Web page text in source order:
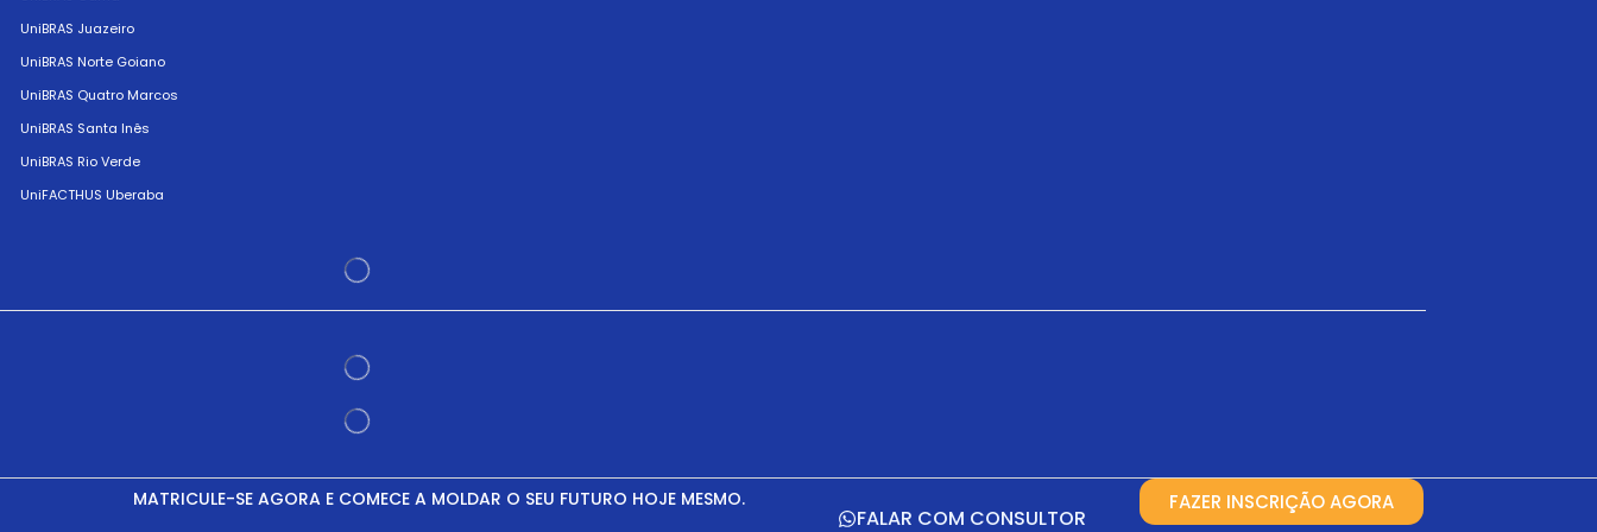
MATRICULE-SE AGORA E COMECE A MOLDAR O SEU FUTURO HOJE MESMO.
FALAR COM CONSULTOR
FAZER INSCRIÇÃO AGORA
UniBRAS Juazeiro
UniBRAS Norte Goiano
UniBRAS Quatro Marcos
UniBRAS Santa Inês
UniBRAS Rio Verde
UniFACTHUS Uberaba